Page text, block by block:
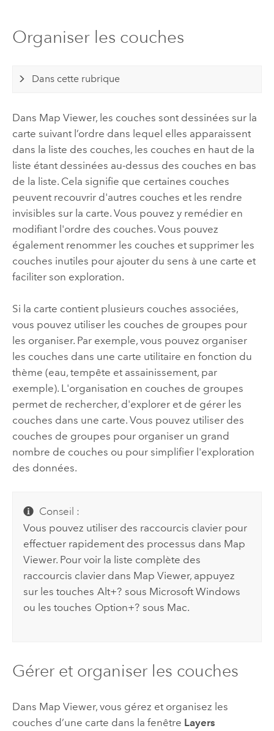
Organiser les couches
Dans cette rubrique
Dans Map Viewer, les couches sont dessinées sur la
carte suivant l’ordre dans lequel elles apparaissent
dans la liste des couches, les couches en haut de la
liste étant dessinées au-dessus des couches en bas
de la liste. Cela signifie que certaines couches
peuvent recouvrir d'autres couches et les rendre
invisibles sur la carte. Vous pouvez y remédier en
modifiant l'ordre des couches. Vous pouvez
également renommer les couches et supprimer les
couches inutiles pour ajouter du sens à une carte et
faciliter son exploration.
Si la carte contient plusieurs couches associées,
vous pouvez utiliser les couches de groupes pour
les organiser. Par exemple, vous pouvez organiser
les couches dans une carte utilitaire en fonction du
thème (eau, tempête et assainissement, par
exemple). L'organisation en couches de groupes
permet de rechercher, d'explorer et de gérer les
couches dans une carte. Vous pouvez utiliser des
couches de groupes pour organiser un grand
nombre de couches ou pour simplifier l'exploration
des données.
Conseil :
Vous pouvez utiliser des raccourcis clavier pour
effectuer rapidement des processus dans Map
Viewer. Pour voir la liste complète des
raccourcis clavier dans Map Viewer, appuyez
sur les touches Alt+? sous Microsoft Windows
ou les touches Option+? sous Mac.
Gérer et organiser les couches
Dans Map Viewer, vous gérez et organisez les
couches d’une carte dans la fenêtre Layers